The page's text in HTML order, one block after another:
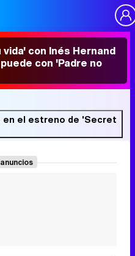
con Inés Hernand
con 'Padre no
el estreno de 'Secret